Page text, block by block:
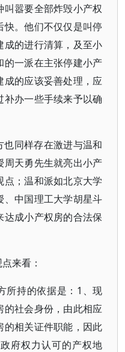
嚣要全部炸毁小产权
快。他们不仅仅是叫停
的进行清算，及至小
的一派在主张停建小产
的应该妥善处理，应
办一些手续来予以确
同样存在激进与温和
天勇先生就亮出小产
；温和派如北京大学
、中国理工大学胡星斗
成小产权房的合法保
来看：
所持的依据是：1、现
社会身份，由此相应
的相关证件职能，因此
府权力认可的产权地